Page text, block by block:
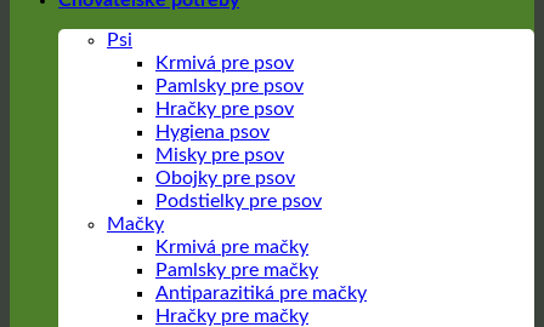
Psi
Krmivá pre psov
Pamlsky pre psov
Hračky pre psov
Hygiena psov
Misky pre psov
Obojky pre psov
Podstielky pre psov
Mačky
Krmivá pre mačky
Pamlsky pre mačky
Antiparazitiká pre mačky
Hračky pre mačky